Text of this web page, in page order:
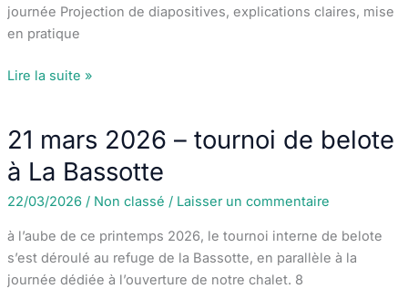
journée Projection de diapositives, explications claires, mise
en pratique
Stage
l’orientation
Lire la suite »
21 mars 2026 – tournoi de belote
à La Bassotte
22/03/2026 / Non classé / Laisser un commentaire
à l’aube de ce printemps 2026, le tournoi interne de belote
s’est déroulé au refuge de la Bassotte, en parallèle à la
journée dédiée à l’ouverture de notre chalet. 8